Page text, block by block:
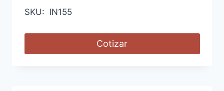
SKU: IN155
Cotizar